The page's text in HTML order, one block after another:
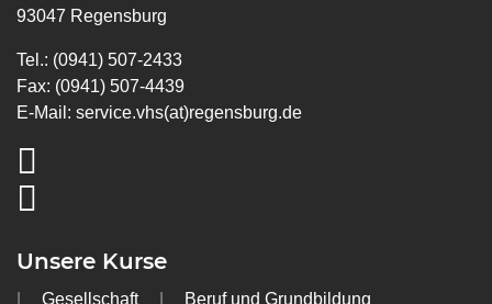
93047 Regensburg
Tel.: (0941) 507-2433
Fax: (0941) 507-4439
E-Mail: service.vhs(at)regensburg.de
Unsere Kurse
Gesellschaft Beruf und Grundbildung